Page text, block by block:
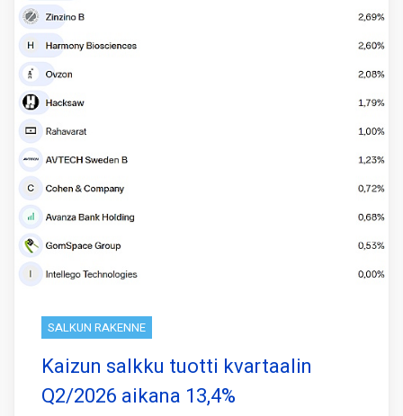
SALKUN RAKENNE
Kaizun salkku tuotti kvartaalin
Q2/2026 aikana 13,4%